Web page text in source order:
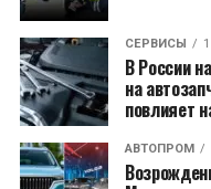
СЕРВИСЫ
В России
на
повлияет
АВТОПРОМ